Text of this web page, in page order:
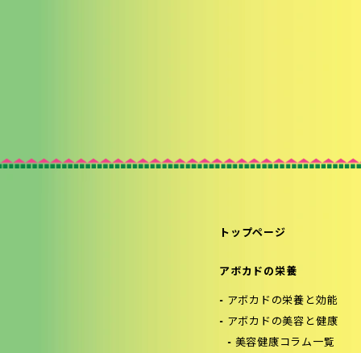
トップページ
アボカドの栄養
アボカドの栄養と効能
アボカドの美容と健康
美容健康コラム一覧